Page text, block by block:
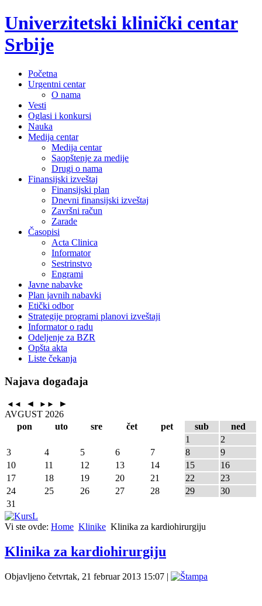
Univerzitetski klinički centar
Srbije
Početna
Urgentni centar
O nama
Vesti
Oglasi i konkursi
Nauka
Medija centar
Medija centar
Saopštenje za medije
Drugi o nama
Finansijski izveštaj
Finansijski plan
Dnevni finansijski izveštaj
Završni račun
Zarade
Časopisi
Acta Clinica
Informator
Sestrinstvo
Engrami
Javne nabavke
Plan javnih nabavki
Etički odbor
Strategije programi planovi izveštaji
Informator o radu
Odeljenje za BZR
Opšta akta
Liste čekanja
Najava događaja
◄◄ ◄ ►►
►
AVGUST 2026
pon
uto sre čet pet sub
ned
1
2
3
4 5 6 7 8
9
10
11 12 13 14 15
16
17
18 19 20 21 22
23
24
25 26 27 28 29
30
31
Vi ste ovde: Home Klinike Klinika za kardiohirurgiju
Klinika za kardiohirurgiju
Objavljeno četvrtak, 21 februar 2013 15:07 |